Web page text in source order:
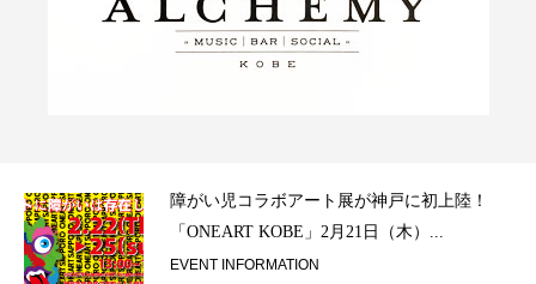
障がい児コラボアート展が神戸に初上陸！
「ONEART KOBE」2月21日（木）...
EVENT INFORMATION